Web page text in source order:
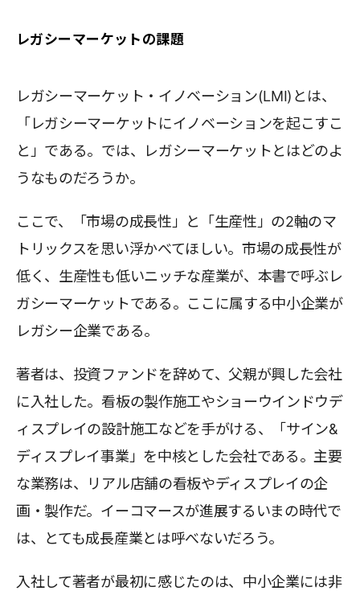
レガシーマーケットの課題
レガシーマーケット・イノベーション(LMI)とは、
「レガシーマーケットにイノベーションを起こすこ
と」である。では、レガシーマーケットとはどのよ
うなものだろうか。
ここで、「市場の成長性」と「生産性」の2軸のマ
トリックスを思い浮かべてほしい。市場の成長性が
低く、生産性も低いニッチな産業が、本書で呼ぶレ
ガシーマーケットである。ここに属する中小企業が
レガシー企業である。
著者は、投資ファンドを辞めて、父親が興した会社
に入社した。看板の製作施工やショーウインドウデ
ィスプレイの設計施工などを手がける、「サイン&
ディスプレイ事業」を中核とした会社である。主要
な業務は、リアル店舗の看板やディスプレイの企
画・製作だ。イーコマースが進展するいまの時代で
は、とても成長産業とは呼べないだろう。
入社して著者が最初に感じたのは、中小企業には非